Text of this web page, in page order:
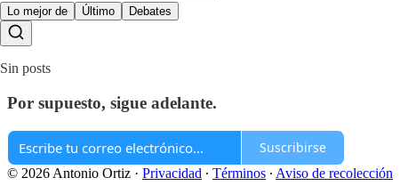
Lo mejor de Último Debates
Sin posts
Por supuesto, sigue adelante.
Suscribirse
© 2026 Antonio Ortiz · Privacidad ∙ Términos ∙ Aviso de recolección